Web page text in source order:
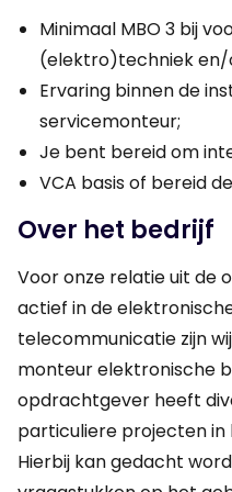
Minimaal MBO 3 bij
(elektro)techniek en/
Ervaring binnen de
servicemonteur;
Je bent bereid om
VCA basis of bereid
Over het bedrijf
Voor onze relatie uit de
actief in de
telecommunicatie zijn
monteur elektronische
opdrachtgever heeft
particuliere projecten in
Hierbij kan gedacht